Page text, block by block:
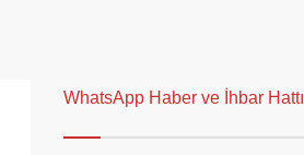
WhatsApp Haber ve İhbar Hattı